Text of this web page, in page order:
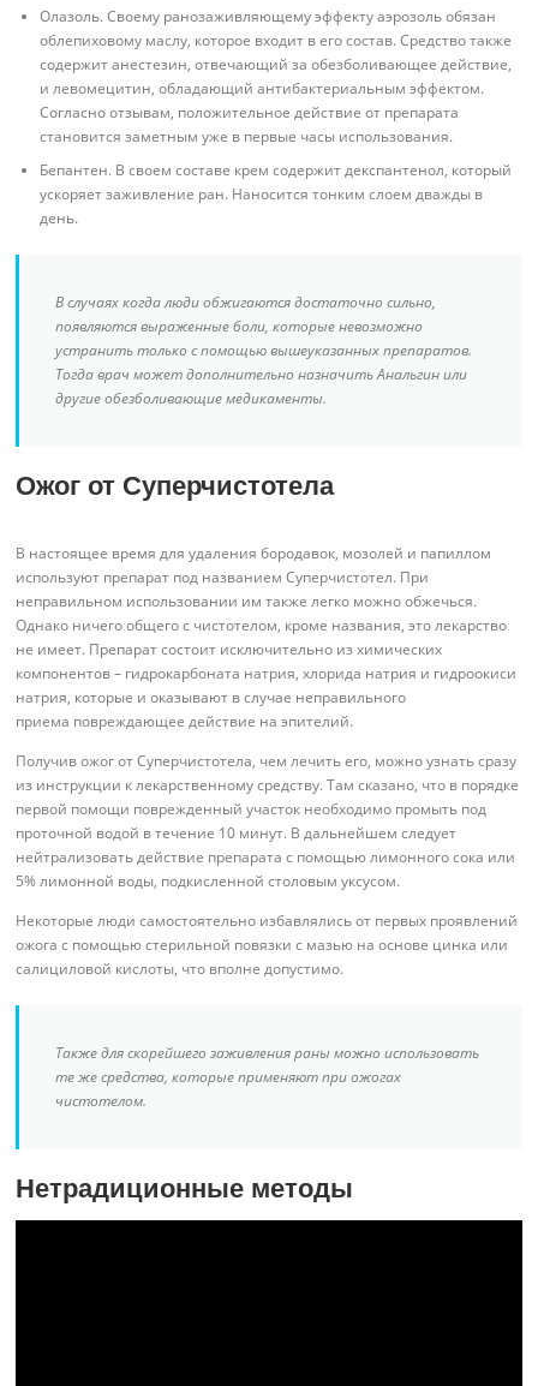
Олазоль. Своему ранозаживляющему эффекту аэрозоль обязан
облепиховому маслу, которое входит в его состав. Средство также
содержит анестезин, отвечающий за обезболивающее действие,
и левомецитин, обладающий антибактериальным эффектом.
Согласно отзывам, положительное действие от препарата
становится заметным уже в первые часы использования.
Бепантен. В своем составе крем содержит декспантенол, который
ускоряет заживление ран. Наносится тонким слоем дважды в
день.
В случаях когда люди обжигаются достаточно сильно,
появляются выраженные боли, которые невозможно
устранить только с помощью вышеуказанных препаратов.
Тогда врач может дополнительно назначить Анальгин или
другие обезболивающие медикаменты.
Ожог от Суперчистотела
В настоящее время для удаления бородавок, мозолей и папиллом
используют препарат под названием Суперчистотел. При
неправильном использовании им также легко можно обжечься.
Однако ничего общего с чистотелом, кроме названия, это лекарство
не имеет. Препарат состоит исключительно из химических
компонентов – гидрокарбоната натрия, хлорида натрия и гидроокиси
натрия, которые и оказывают в случае неправильного
приема повреждающее действие на эпителий.
Получив ожог от Суперчистотела, чем лечить его, можно узнать сразу
из инструкции к лекарственному средству. Там сказано, что в порядке
первой помощи поврежденный участок необходимо промыть под
проточной водой в течение 10 минут. В дальнейшем следует
нейтрализовать действие препарата с помощью лимонного сока или
5% лимонной воды, подкисленной столовым уксусом.
Некоторые люди самостоятельно избавлялись от первых проявлений
ожога с помощью стерильной повязки с мазью на основе цинка или
салициловой кислоты, что вполне допустимо.
Также для скорейшего заживления раны можно использовать
те же средства, которые применяют при ожогах
чистотелом.
Нетрадиционные методы